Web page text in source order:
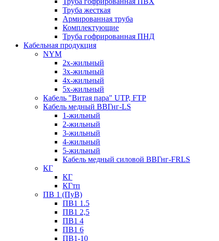
Труба жесткая
Армированная труба
Комплектующие
Труба гофрированная ПНД
Кабельная продукция
NYM
2х-жильный
3х-жильный
4х-жильный
5х-жильный
Кабель "Витая пара" UTP, FTP
Кабель медный ВВГнг-LS
1-жильный
2-жильный
3-жильный
4-жильный
5-жильный
Кабель медный силовой ВВГнг-FRLS
КГ
КГ
КГтп
ПВ 1 (ПуВ)
ПВ1 1.5
ПВ1 2,5
ПВ1 4
ПВ1 6
ПВ1-10